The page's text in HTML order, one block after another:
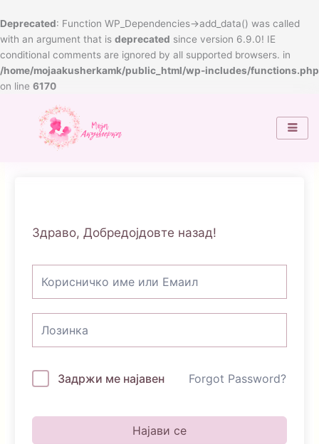
Deprecated: Function WP_Dependencies->add_data() was called
with an argument that is deprecated since version 6.9.0! IE
conditional comments are ignored by all supported browsers. in
/home/mojaakusherkamk/public_html/wp-includes/functions.php
on line 6170
to
content
Здраво, Добредојдовте назад!
Задржи ме најавен Forgot Password?
Најави се